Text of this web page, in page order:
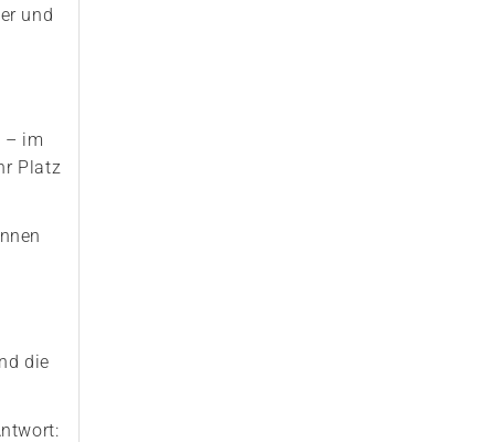
und
– im
Platz
die